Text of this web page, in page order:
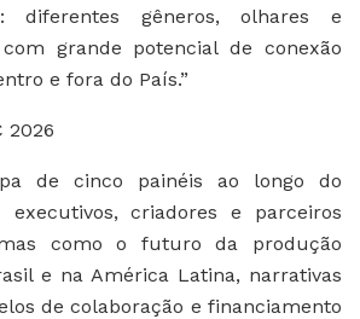
diferentes gêneros, olhares e
grande potencial de conexão
e fora do País.”
2026
de cinco painéis ao longo do
executivos, criadores e parceiros
como o futuro da produção
e na América Latina, narrativas
de colaboração e financiamento